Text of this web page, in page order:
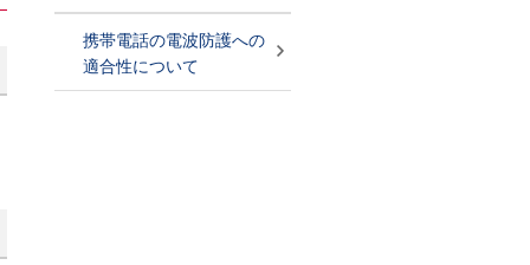
携帯電話の電波防護への
適合性について